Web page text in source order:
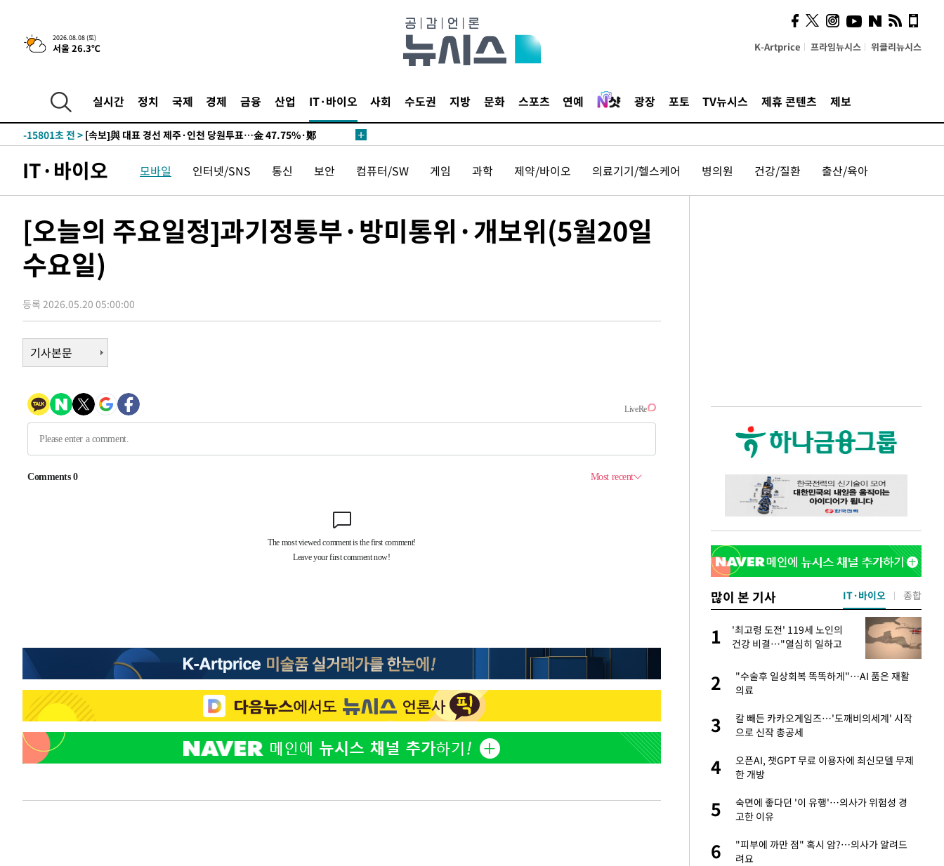
2026.08.08 (토)
서울 26.3℃ K-Artprice 프라임뉴시스 위클리뉴시스
실시간 정치 국제 경제 금융 산업 IT·바이오 사회 수도권 지방 문화 스포츠 연예 광장 포토 TV뉴시스 제휴 콘텐츠 제보
9시간 전 >[속보]뉴욕증시 상승 마감…S&P 0.6% 나스닥 1.3%↑
-25519초 전 >이란 "호르무즈 재개방 합의 근접…美 배상 선행돼야"
한민수·김용 순
-16519초 전 >
[속보]김민석, 與 전대 당원투표 누적 득표율 45.42%로 1위… 정
청래 44.56%
-15801초 전 >
42.08%·宋 10.17%
-15335초 전 > 이강인 "아틀레티코 이적 기뻐…등번호 7번 의미보단 팀 위해 뛸
-9044초 전 >낮 최고 35도 '무더위'…동해안 시간당 30㎜ '강한 비'[내일날씨]
-8314초 전 >[속보]이강인 "감독님이 원하는 마음 느꼈고, 많은 트로피 원해 아틀
-7065초 전 >온열질환 사망자 3명 늘어…누적 환자 3000명 돌파
-1010초 전 >강릉에 시간당 81.4㎜ 물폭탄…도로 잠기고 담벼락 붕괴
48분 전 >백운산서 80년근 천종산삼 9뿌리 발견…감정가 1.3억원
2시간 전 >남자 농구, 나고야 아시안게임서 '홈팀' 일본과 한일전
3시간 전 >극한폭염 한풀 꺾이지만…'낮 최고 35도' 무더위, 열대야 계속[다음주
날씨]
4시간 전 >축구협회 "압수수색·성접대 논란 사과…쇄신의 기회로 삼겠다"
4시간 전 > [속보]'압수수색·성접대 논란' 축구협회 "실망과 걱정 안겨드려 죄송"
7시간 전 >'최고 37도' 폭염 지속…강원동해안 최대 150㎜ 비
이강인 "아틀레티코 이적 기뻐…등번호 7번 의미보단 팀 위해 뛸
[속보]與 당대표 경선, 제주·인천 권리당원 투표 김민석 승리
-1010초 전 >강릉에 시간당 81.4㎜ 물폭탄…도로 잠기고 담벼락 붕괴
48분 전 >
백운산서 80년근 천종산삼 9뿌리 발견…감정가 1.3억원
2시간 전 >남자 농구, 나고야 아시안게임서 '홈팀' 일본과 한일전
2시간 전 >여수 오동도 해상서 모터보트 전복…1명 사망·1명 실종
3시간 전 >
극한폭염 한풀 꺾이지만…'낮 최고 35도' 무더위, 열대야 계속[다음주
날씨]
4시간 전 >축구협회 "압수수색·성접대 논란 사과…쇄신의 기회로 삼겠다"
7시간 전 >'최고 37도' 폭염 지속…강원동해안 최대 150㎜ 비
IT·바이오 모바일 인터넷/SNS 통신 보안 컴퓨터/SW 게임 과학 제약/바이오 의료기기/헬스케어 병의원 건강/질환 출산/육아
[오늘의 주요일정]과기정통부·방미통위·개보위(5월20일
수요일)
등록 2026.05.20 05:00:00
기사본문
많이 본 기사
2
"손 떨림 포착"…카라 한승연, 건강 괜찮나
팬들 '걱정'
3
김희철, 거꾸로 걸린 광복절 태극기 현수막에
"X돌았네"
4
'덜 똘똘한 한 채' 시대 오나…20억대 아파트
5
차가원 "○○○ 까면 주변 다 죽어"…전세금
1
'최고령 도전' 119세 노인의
건강 비결…"열심히 일하고
2
"수술후 일상회복 똑똑하게"…AI 품은 재활
의료
3
칼 빼든 카카오게임즈…'도깨비의세계' 시작
으로 신작 총공세
4
오픈AI, 챗GPT 무료 이용자에 최신모델 무제
한 개방
5
숙면에 좋다던 '이 유행'…의사가 위험성 경
고한 이유
6
"피부에 까만 점" 혹시 암?…의사가 알려드
려요
IT·바이오 종합